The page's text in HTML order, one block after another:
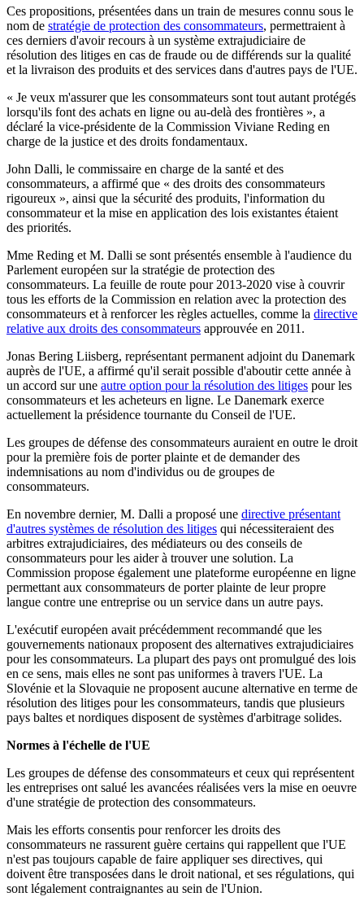
Ces propositions, présentées dans un train de mesures connu sous le
nom de stratégie de protection des consommateurs, permettraient à
ces derniers d'avoir recours à un système extrajudiciaire de
résolution des litiges en cas de fraude ou de différends sur la qualité
et la livraison des produits et des services dans d'autres pays de l'UE.
« Je veux m'assurer que les consommateurs sont tout autant protégés
lorsqu'ils font des achats en ligne ou au-delà des frontières », a
déclaré la vice-présidente de la Commission Viviane Reding en
charge de la justice et des droits fondamentaux.
John Dalli, le commissaire en charge de la santé et des
consommateurs, a affirmé que « des droits des consommateurs
rigoureux », ainsi que la sécurité des produits, l'information du
consommateur et la mise en application des lois existantes étaient
des priorités.
Mme Reding et M. Dalli se sont présentés ensemble à l'audience du
Parlement européen sur la stratégie de protection des
consommateurs. La feuille de route pour 2013-2020 vise à couvrir
tous les efforts de la Commission en relation avec la protection des
consommateurs et à renforcer les règles actuelles, comme la directive
relative aux droits des consommateurs approuvée en 2011.
Jonas Bering Liisberg, représentant permanent adjoint du Danemark
auprès de l'UE, a affirmé qu'il serait possible d'aboutir cette année à
un accord sur une autre option pour la résolution des litiges pour les
consommateurs et les acheteurs en ligne. Le Danemark exerce
actuellement la présidence tournante du Conseil de l'UE.
Les groupes de défense des consommateurs auraient en outre le droit
pour la première fois de porter plainte et de demander des
indemnisations au nom d'individus ou de groupes de
consommateurs.
En novembre dernier, M. Dalli a proposé une directive présentant
d'autres systèmes de résolution des litiges qui nécessiteraient des
arbitres extrajudiciaires, des médiateurs ou des conseils de
consommateurs pour les aider à trouver une solution. La
Commission propose également une plateforme européenne en ligne
permettant aux consommateurs de porter plainte de leur propre
langue contre une entreprise ou un service dans un autre pays.
L'exécutif européen avait précédemment recommandé que les
gouvernements nationaux proposent des alternatives extrajudiciaires
pour les consommateurs. La plupart des pays ont promulgué des lois
en ce sens, mais elles ne sont pas uniformes à travers l'UE. La
Slovénie et la Slovaquie ne proposent aucune alternative en terme de
résolution des litiges pour les consommateurs, tandis que plusieurs
pays baltes et nordiques disposent de systèmes d'arbitrage solides.
Normes à l'échelle de l'UE
Les groupes de défense des consommateurs et ceux qui représentent
les entreprises ont salué les avancées réalisées vers la mise en oeuvre
d'une stratégie de protection des consommateurs.
Mais les efforts consentis pour renforcer les droits des
consommateurs ne rassurent guère certains qui rappellent que l'UE
n'est pas toujours capable de faire appliquer ses directives, qui
doivent être transposées dans le droit national, et ses régulations, qui
sont légalement contraignantes au sein de l'Union.